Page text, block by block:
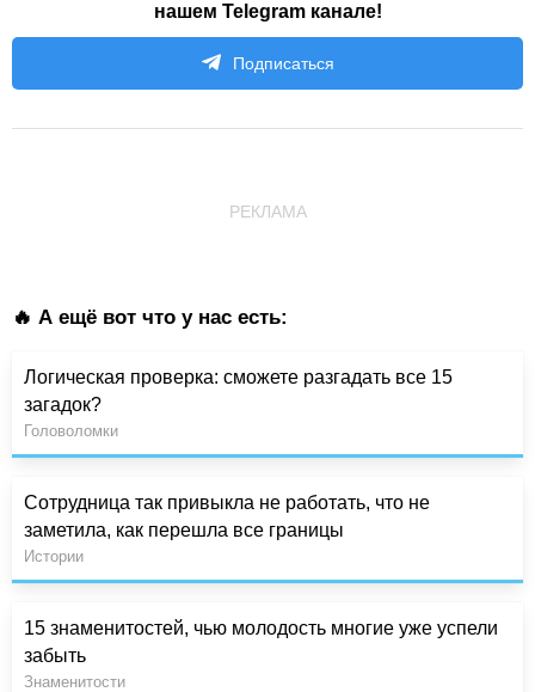
нашем Telegram канале!
Подписаться
РЕКЛАМА
🔥 А ещё вот что у нас есть:
Логическая проверка: сможете разгадать все 15
загадок?
Головоломки
Сотрудница так привыкла не работать, что не
заметила, как перешла все границы
Истории
15 знаменитостей, чью молодость многие уже успели
забыть
Знаменитости